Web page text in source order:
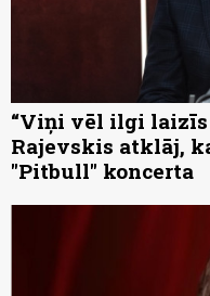
“Viņi vēl ilgi laizīs
Rajevskis atklāj,
"Pitbull" koncerta